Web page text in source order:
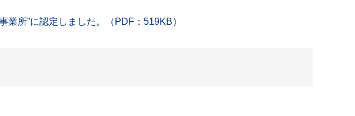
業所”に認定しました。（PDF：519KB）